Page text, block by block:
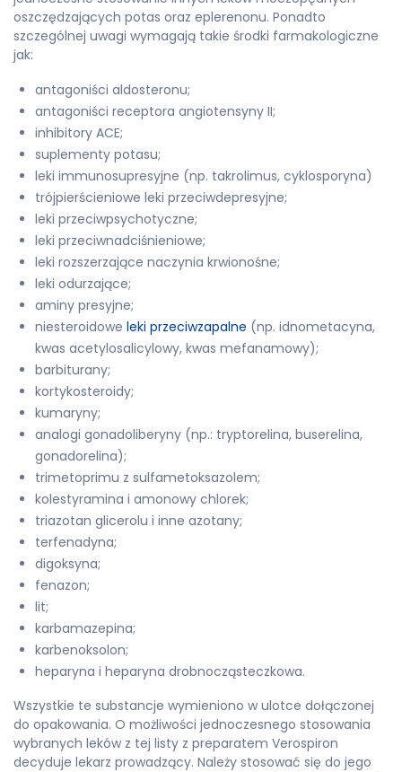
oszczędzających potas oraz eplerenonu. Ponadto
szczególnej uwagi wymagają takie środki farmakologiczne
jak:
antagoniści aldosteronu;
antagoniści receptora angiotensyny II;
inhibitory ACE;
suplementy potasu;
leki immunosupresyjne (np. takrolimus, cyklosporyna)
trójpierścieniowe leki przeciwdepresyjne;
leki przeciwpsychotyczne;
leki przeciwnadciśnieniowe;
leki rozszerzające naczynia krwionośne;
leki odurzające;
aminy presyjne;
niesteroidowe leki przeciwzapalne (np. idnometacyna,
kwas acetylosalicylowy, kwas mefanamowy);
barbiturany;
kortykosteroidy;
kumaryny;
analogi gonadoliberyny (np.: tryptorelina, buserelina,
gonadorelina);
trimetoprimu z sulfametoksazolem;
kolestyramina i amonowy chlorek;
triazotan glicerolu i inne azotany;
terfenadyna;
digoksyna;
fenazon;
lit;
karbamazepina;
karbenoksolon;
heparyna i heparyna drobnocząsteczkowa.
Wszystkie te substancje wymieniono w ulotce dołączonej
do opakowania. O możliwości jednoczesnego stosowania
wybranych leków z tej listy z preparatem Verospiron
decyduje lekarz prowadzący. Należy stosować się do jego